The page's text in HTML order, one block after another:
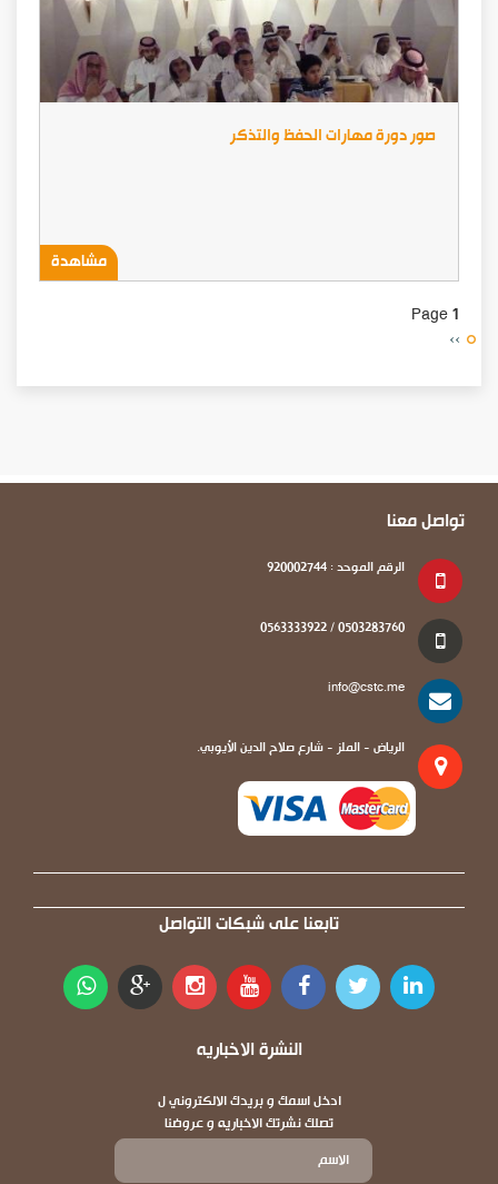
صور دورة مهارات الحفظ والتذكر
مشاهدة
Page 1
Next
››
تواصل معنا
الرقم الموحد : 920002744
0503283760 / 0563333922
info@cstc.me
الرياض - الملز - شارع صلاح الدين الأيوبي.
تابعنا على شبكات التواصل
النشرة الاخباريه
ادخل اسمك و بريدك الالكتروني ل
تصلك نشرتك الاخباريه و عروضنا